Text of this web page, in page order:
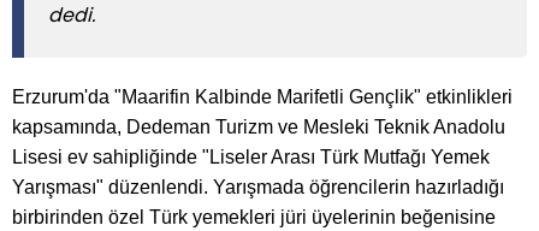
dedi.
Erzurum'da "Maarifin Kalbinde Marifetli Gençlik" etkinlikleri
kapsamında, Dedeman Turizm ve Mesleki Teknik Anadolu
Lisesi ev sahipliğinde "Liseler Arası Türk Mutfağı Yemek
Yarışması" düzenlendi. Yarışmada öğrencilerin hazırladığı
birbirinden özel Türk yemekleri jüri üyelerinin beğenisine